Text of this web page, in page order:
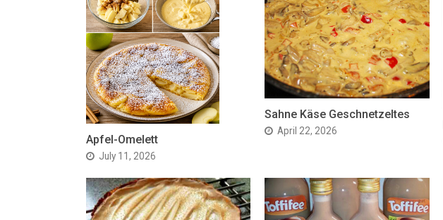
Apfel-Omelett
July 11, 2026
Sahne Käse Geschnetzeltes
April 22, 2026